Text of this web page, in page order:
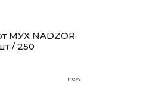
МУХ NADZOR
/ 250
new